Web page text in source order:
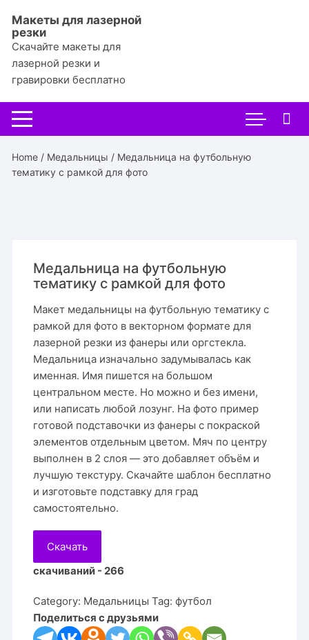
содержимому
Макеты для лазерной
резки
Скачайте макеты для
лазерной резки и
гравировки бесплатно
Home / Медальницы / Медальница на футбольную
тематику с рамкой для фото
Медальница на футбольную
тематику с рамкой для фото
Макет медальницы на футбольную тематику с
рамкой для фото в векторном формате для
лазерной резки из фанеры или оргстекла.
Медальница изначально задумывалась как
именная. Имя пишется на большом
центральном месте. Но можно и без имени,
или написать любой лозунг. На фото пример
готовой подставочки из фанеры с покраской
элементов отдельным цветом. Мяч по центру
выполнен в 2 слоя — это добавляет объём и
лучшую текстуру. Скачайте шаблон бесплатно
и изготовьте подставку для град
самостоятельно.
Скачать
скачиваний - 266
Category: Медальницы Tag:футбол
Поделиться с друзьями